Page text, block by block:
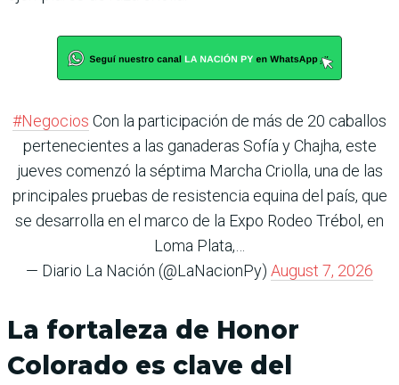
#Negocios Con la participación de más de 20 caballos
pertenecientes a las ganaderas Sofía y Chajha, este
jueves comenzó la séptima Marcha Criolla, una de las
principales pruebas de resistencia equina del país, que
se desarrolla en el marco de la Expo Rodeo Trébol, en
Loma Plata,…
— Diario La Nación (@LaNacionPy) August 7, 2026
La fortaleza de Honor
Colorado es clave del